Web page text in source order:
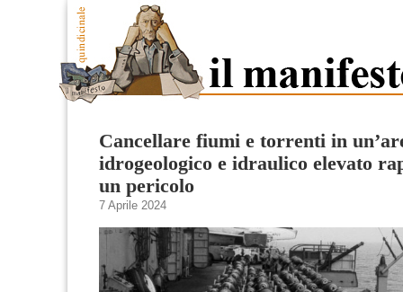
Cancellare fiumi e torrenti in
idrogeologico e idraulico elevato
un pericolo
7 Aprile 2024